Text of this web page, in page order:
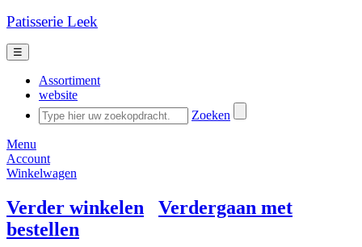
Patisserie Leek
☰
Assortiment
website
Zoeken
Menu
Account
Winkelwagen
Verder winkelen
Verdergaan met
bestellen